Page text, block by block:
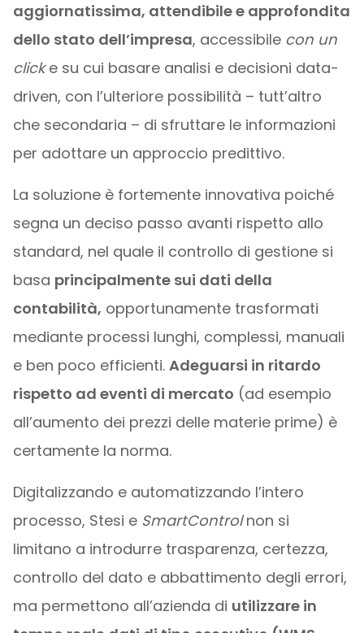
aggiornatissima, attendibile e approfondita
dello stato dell’impresa, accessibile con un
clicke su cui basare analisi e decisioni data-
driven, con l’ulteriore possibilità – tutt’altro
che secondaria – di sfruttare le informazioni
per adottare un approccio predittivo.
La soluzione è fortemente innovativa poiché
segna un deciso passo avanti rispetto allo
standard, nel quale il controllo di gestione si
basa principalmente sui dati della
contabilità, opportunamente trasformati
mediante processi lunghi, complessi, manuali
e ben poco efficienti. Adeguarsi in ritardo
rispetto ad eventi di mercato (ad esempio
all’aumento dei prezzi delle materie prime) è
certamente la norma.
Digitalizzando e automatizzando l’intero
processo, Stesi e SmartControlnon si
limitano a introdurre trasparenza, certezza,
controllo del dato e abbattimento degli errori,
ma permettono all’azienda di utilizzare in